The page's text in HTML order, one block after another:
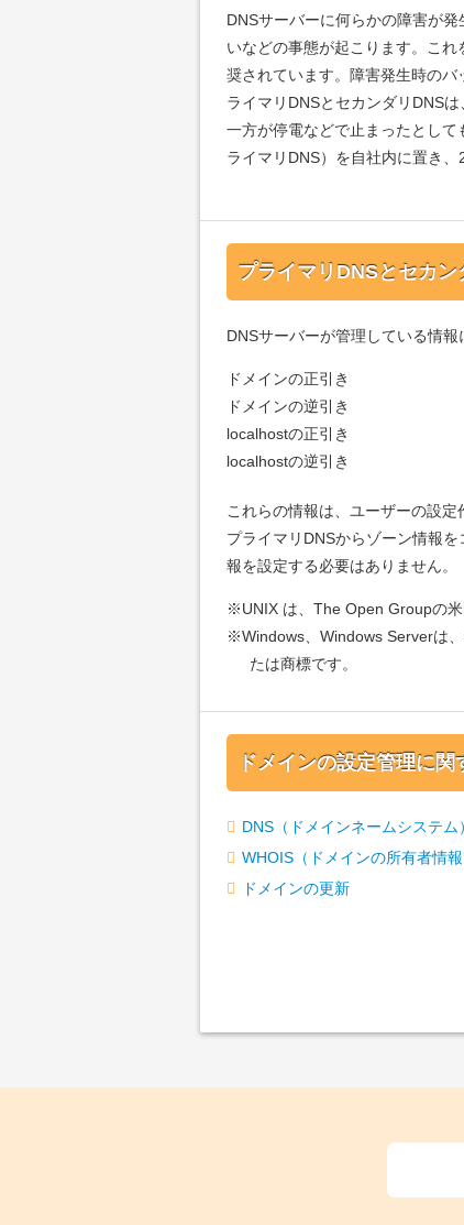
DNSサーバーに何らかの障害が
いなどの事態が起こります。こ
奨されています。障害発生時の
ライマリDNSとセカンダリDNS
一方が停電などで止まったとし
ライマリDNS）を自社内に置き
プライマリDNSとセカン
DNSサーバーが管理している情
ドメインの正引き
ドメインの逆引き
localhostの正引き
localhostの逆引き
これらの情報は、ユーザーの設
プライマリDNSからゾーン情報
報を設定する必要はありません。
※UNIX は、The Open Groupの
※Windows、Windows Serverは
たは商標です。
ドメインの設定管理に
DNS（ドメインネームシステム
WHOIS（ドメインの所有者情
ドメインの更新